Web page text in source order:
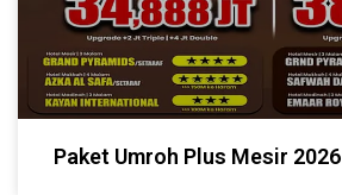
Paket Umroh Plus Mesir 2026